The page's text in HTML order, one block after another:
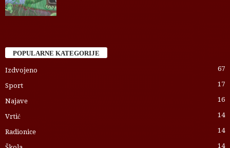
POPULARNE KATEGORIJE
Izdvojeno 67
Sport 17
Najave 16
Vrtić 14
Radionice 14
14